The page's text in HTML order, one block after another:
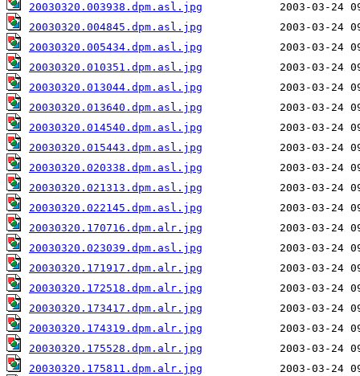
20030320.003938.dpm.asl.jpg
20030320.004845.dpm.asl.jpg
20030320.005434.dpm.asl.jpg
20030320.010351.dpm.asl.jpg
20030320.013044.dpm.asl.jpg
20030320.013640.dpm.asl.jpg
20030320.014540.dpm.asl.jpg
20030320.015443.dpm.asl.jpg
20030320.020338.dpm.asl.jpg
20030320.021313.dpm.asl.jpg
20030320.022145.dpm.asl.jpg
20030320.170716.dpm.alr.jpg
20030320.023039.dpm.asl.jpg
20030320.171917.dpm.alr.jpg
20030320.172518.dpm.alr.jpg
20030320.173417.dpm.alr.jpg
20030320.174319.dpm.alr.jpg
20030320.175528.dpm.alr.jpg
20030320.175811.dpm.alr.jpg